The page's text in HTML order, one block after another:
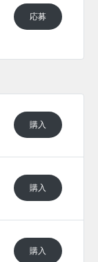
応募
購入
購入
購入